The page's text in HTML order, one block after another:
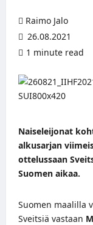
Raimo Jalo
26.08.2021
1 minute read
Naiseleijonat
alkusarjan
ottelussaan
Suomen aikaa.
Suomen maalilla
Sveitsiä vastaan